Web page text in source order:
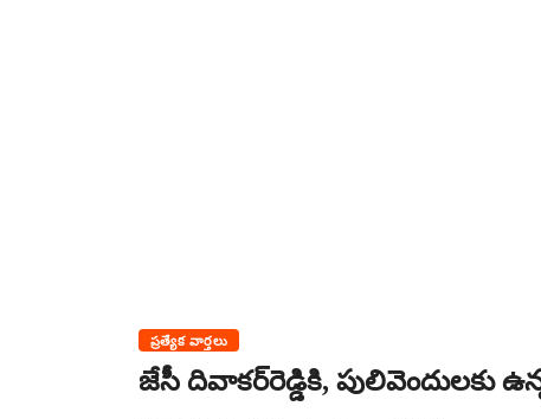
ప్రత్యేక వార్తలు
జేసీ దివాకర్‌రెడ్డికి, పులివెందులకు